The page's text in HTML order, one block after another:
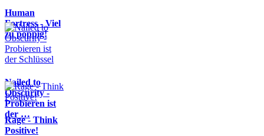
Human
Fortress - Viel
zu poppig!
Nailed to
Obscurity -
Probieren ist
der …
Rage - Think
Positive!